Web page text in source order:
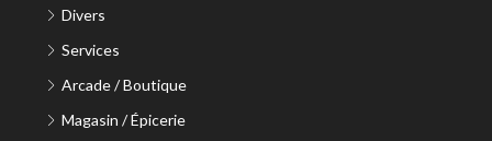
Divers
Services
Arcade / Boutique
Magasin / Épicerie